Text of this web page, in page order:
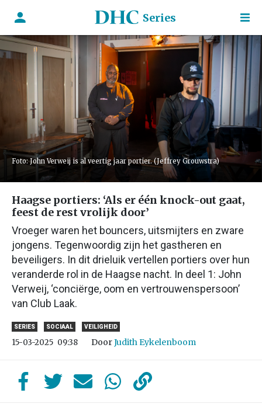
Series
Foto: John Verweij is al veertig jaar portier. (Jeffrey Grouwstra)
Haagse portiers: ‘Als er één knock-out gaat,
feest de rest vrolijk door’
Vroeger waren het bouncers, uitsmijters en zware
jongens. Tegenwoordig zijn het gastheren en
beveiligers. In dit drieluik vertellen portiers over hun
veranderde rol in de Haagse nacht. In deel 1: John
Verweij, ‘conciërge, oom en vertrouwenspersoon’
van Club Laak.
SERIES SOCIAAL VEILIGHEID
15-03-2025 09:38 DoorJudith Eykelenboom